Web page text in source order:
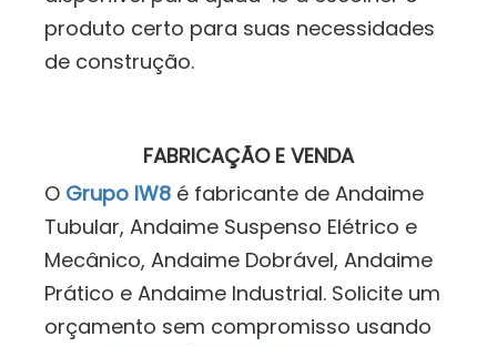
produto certo para suas necessidades
de construção.
FABRICAÇÃO E VENDA
O Grupo IW8 é fabricante de Andaime
Tubular, Andaime Suspenso Elétrico e
Mecânico, Andaime Dobrável, Andaime
Prático e Andaime Industrial. Solicite um
orçamento sem compromisso usando